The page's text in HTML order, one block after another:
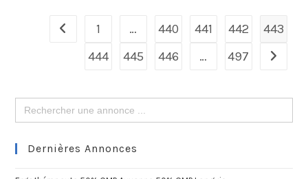
1 … 440 441 442
443
444
445 446 … 497
Search
for:
Dernières Annonces